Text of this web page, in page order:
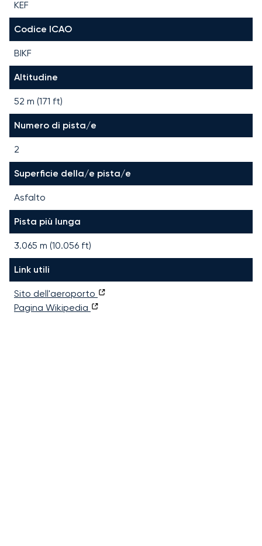
KEF
Codice ICAO
BIKF
Altitudine
52 m (171 ft)
Numero di pista/e
2
Superficie della/e pista/e
Asfalto
Pista più lunga
3.065 m (10.056 ft)
Link utili
Sito dell'aeroporto
Pagina Wikipedia